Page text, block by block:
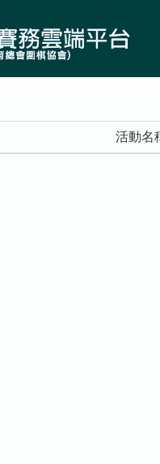
活動名